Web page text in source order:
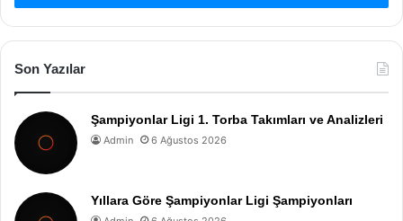
Son Yazılar
Şampiyonlar Ligi 1. Torba Takımları ve Analizleri
Admin 6 Ağustos 2026
Yıllara Göre Şampiyonlar Ligi Şampiyonları